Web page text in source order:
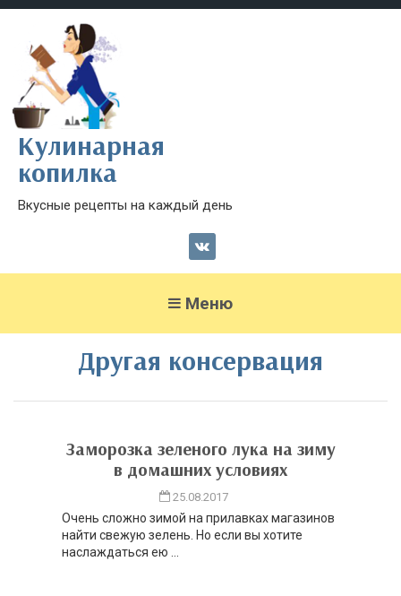
Кулинарная
копилка
Вкусные рецепты на каждый день
Меню
Другая консервация
Заморозка зеленого лука на зиму
в домашних условиях
25.08.2017
Очень сложно зимой на прилавках магазинов
найти свежую зелень. Но если вы хотите
наслаждаться ею ...